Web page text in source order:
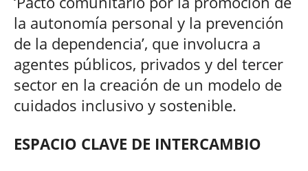
la autonomía personal y la prevención
de la dependencia’, que involucra a
agentes públicos, privados y del tercer
sector en la creación de un modelo de
cuidados inclusivo y sostenible.
ESPACIO CLAVE DE INTERCAMBIO